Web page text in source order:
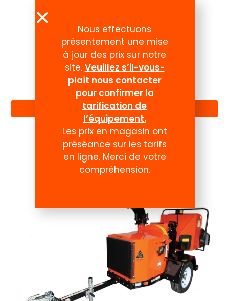
Compte
Nous effectuons
présentement une mise
à jour des prix sur notre
site. Veuillez s’il-vous-
plaît nous contacter
pour confirmer la
tarification de
l’équipement.
Les prix en magasin ont
préséance sur les tarifs
en ligne. Merci de votre
compréhension.